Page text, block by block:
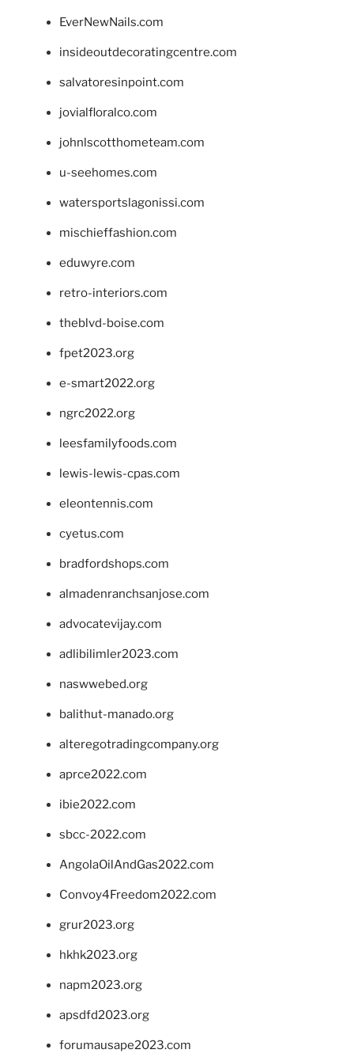
EverNewNails.com
insideoutdecoratingcentre.com
salvatoresinpoint.com
jovialfloralco.com
johnlscotthometeam.com
u-seehomes.com
watersportslagonissi.com
mischieffashion.com
eduwyre.com
retro-interiors.com
theblvd-boise.com
fpet2023.org
e-smart2022.org
ngrc2022.org
leesfamilyfoods.com
lewis-lewis-cpas.com
eleontennis.com
cyetus.com
bradfordshops.com
almadenranchsanjose.com
advocatevijay.com
adlibilimler2023.com
naswwebed.org
balithut-manado.org
alteregotradingcompany.org
aprce2022.com
ibie2022.com
sbcc-2022.com
AngolaOilAndGas2022.com
Convoy4Freedom2022.com
grur2023.org
hkhk2023.org
napm2023.org
apsdfd2023.org
forumausape2023.com